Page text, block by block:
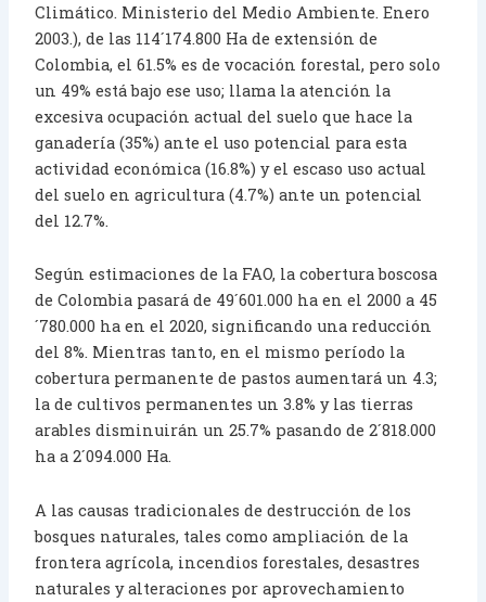
Climático. Ministerio del Medio Ambiente. Enero
2003.), de las 114´174.800 Ha de extensión de
Colombia, el 61.5% es de vocación forestal, pero solo
un 49% está bajo ese uso; llama la atención la
excesiva ocupación actual del suelo que hace la
ganadería (35%) ante el uso potencial para esta
actividad económica (16.8%) y el escaso uso actual
del suelo en agricultura (4.7%) ante un potencial
del 12.7%.
Según estimaciones de la FAO, la cobertura boscosa
de Colombia pasará de 49´601.000 ha en el 2000 a 45
´780.000 ha en el 2020, significando una reducción
del 8%. Mientras tanto, en el mismo período la
cobertura permanente de pastos aumentará un 4.3;
la de cultivos permanentes un 3.8% y las tierras
arables disminuirán un 25.7% pasando de 2´818.000
ha a 2´094.000 Ha.
A las causas tradicionales de destrucción de los
bosques naturales, tales como ampliación de la
frontera agrícola, incendios forestales, desastres
naturales y alteraciones por aprovechamiento